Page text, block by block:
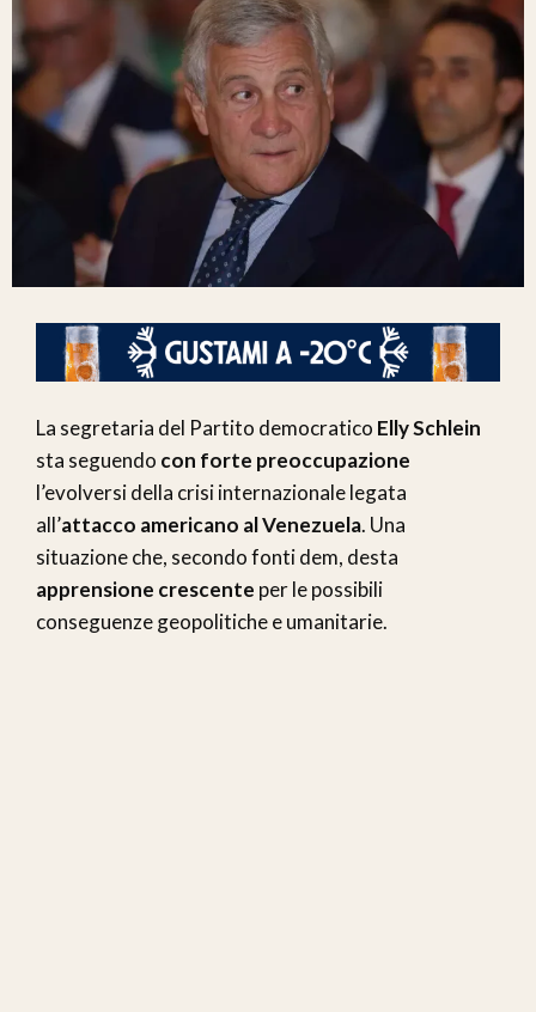
La segretaria del Partito democratico Elly Schlein
sta seguendo con forte preoccupazione
l’evolversi della crisi internazionale legata
all’attacco americano al Venezuela. Una
situazione che, secondo fonti dem, desta
apprensione crescente per le possibili
conseguenze geopolitiche e umanitarie.